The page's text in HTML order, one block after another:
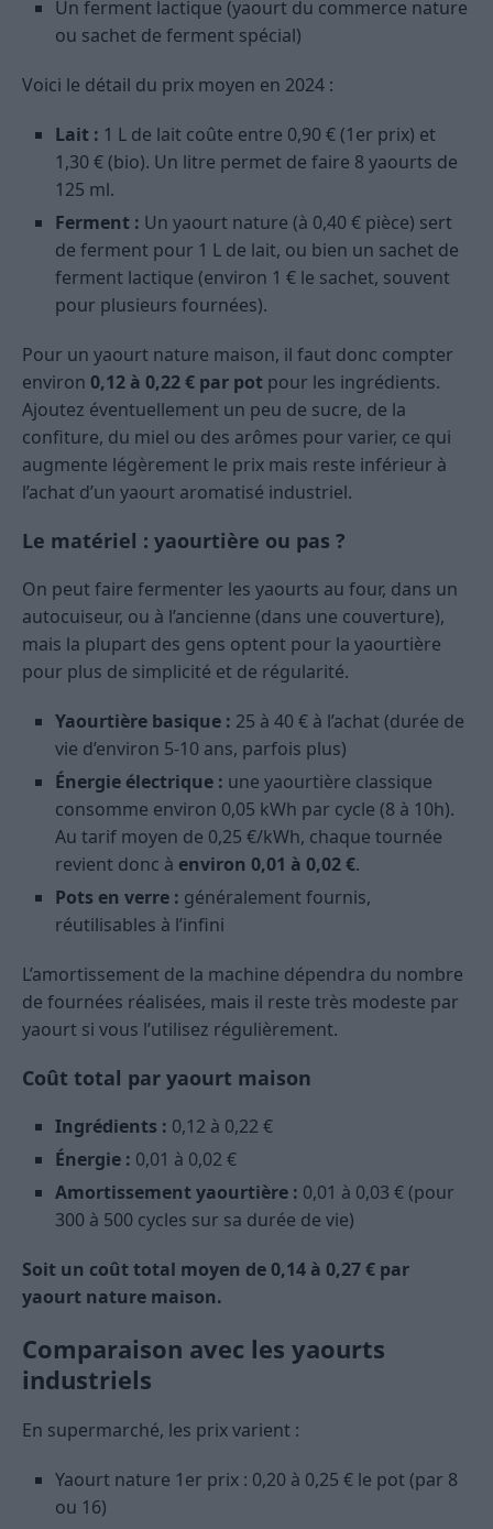
Un ferment lactique (yaourt du commerce nature
ou sachet de ferment spécial)
Voici le détail du prix moyen en 2024 :
Lait : 1 L de lait coûte entre 0,90 € (1er prix) et
1,30 € (bio). Un litre permet de faire 8 yaourts de
125 ml.
Ferment : Un yaourt nature (à 0,40 € pièce) sert
de ferment pour 1 L de lait, ou bien un sachet de
ferment lactique (environ 1 € le sachet, souvent
pour plusieurs fournées).
Pour un yaourt nature maison, il faut donc compter
environ 0,12 à 0,22 € par pot pour les ingrédients.
Ajoutez éventuellement un peu de sucre, de la
confiture, du miel ou des arômes pour varier, ce qui
augmente légèrement le prix mais reste inférieur à
l’achat d’un yaourt aromatisé industriel.
Le matériel : yaourtière ou pas ?
On peut faire fermenter les yaourts au four, dans un
autocuiseur, ou à l’ancienne (dans une couverture),
mais la plupart des gens optent pour la yaourtière
pour plus de simplicité et de régularité.
Yaourtière basique : 25 à 40 € à l’achat (durée de
vie d’environ 5-10 ans, parfois plus)
Énergie électrique : une yaourtière classique
consomme environ 0,05 kWh par cycle (8 à 10h).
Au tarif moyen de 0,25 €/kWh, chaque tournée
revient donc à environ 0,01 à 0,02 €.
Pots en verre : généralement fournis,
réutilisables à l’infini
L’amortissement de la machine dépendra du nombre
de fournées réalisées, mais il reste très modeste par
yaourt si vous l’utilisez régulièrement.
Coût total par yaourt maison
Ingrédients : 0,12 à 0,22 €
Énergie : 0,01 à 0,02 €
Amortissement yaourtière : 0,01 à 0,03 € (pour
300 à 500 cycles sur sa durée de vie)
Soit un coût total moyen de 0,14 à 0,27 € par
yaourt nature maison.
Comparaison avec les yaourts
industriels
En supermarché, les prix varient :
Yaourt nature 1er prix : 0,20 à 0,25 € le pot (par 8
ou 16)